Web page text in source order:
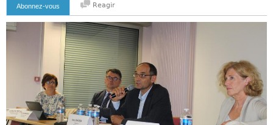
Abonnez-vous Reagir